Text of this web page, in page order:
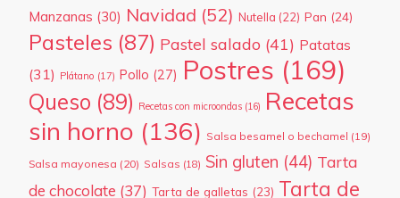
Manzanas (30) Navidad (52) Nutella (22) Pan (24)
Pasteles (87) Pastel salado (41) Patatas
(31) Plátano (17) Pollo (27) Postres (169)
Queso (89) Recetas con microondas (16) Recetas
sin horno (136) Salsa besamel o bechamel (19)
Salsa mayonesa (20) Salsas (18) Sin gluten (44) Tarta
de chocolate (37) Tarta de galletas (23) Tarta de